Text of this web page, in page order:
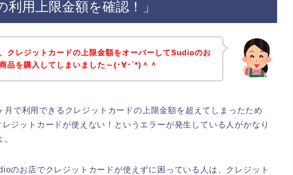
利用上限金額を確認！」
クレジットカードの上限金額をオーバーしてSudioのお
品を購入してしまいました～(･∀･`*)＾＾
月で利用できるクレジットカードの上限金額を超えてしまったため
ジットカードが使えない！というエラーが発生している人がかなり
のお店でクレジットカードが使えずに困っている人は、クレジット